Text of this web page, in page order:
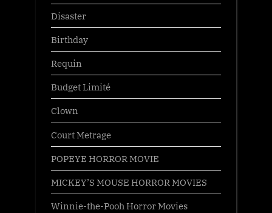
Disaster
Birthday
Requin
Budget Limité
Clown
Court Metrage
POPEYE HORROR MOVIE
MICKEY’S MOUSE HORROR MOVIES
Winnie-the-Pooh Horror Movies